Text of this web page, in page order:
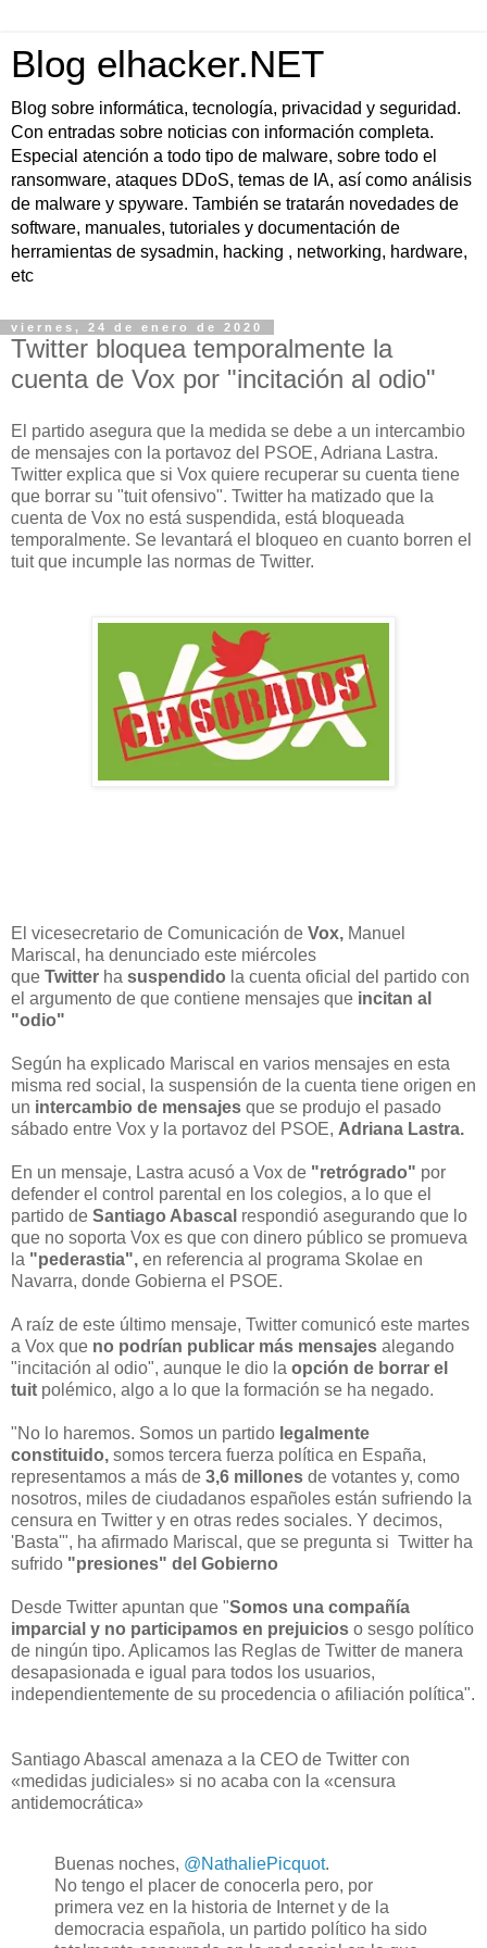
Blog elhacker.NET
Blog sobre informática, tecnología, privacidad y seguridad.
Con entradas sobre noticias con información completa.
Especial atención a todo tipo de malware, sobre todo el
ransomware, ataques DDoS, temas de IA, así como análisis
de malware y spyware. También se tratarán novedades de
software, manuales, tutoriales y documentación de
herramientas de sysadmin, hacking , networking, hardware,
etc
viernes, 24 de enero de 2020
Twitter bloquea temporalmente la
cuenta de Vox por "incitación al odio"
El partido asegura que la medida se debe a un intercambio
de mensajes con la portavoz del PSOE, Adriana Lastra.
Twitter explica que si Vox quiere recuperar su cuenta tiene
que borrar su "tuit ofensivo". Twitter ha matizado que la
cuenta de Vox no está suspendida, está bloqueada
temporalmente. Se levantará el bloqueo en cuanto borren el
tuit que incumple las normas de Twitter.
El vicesecretario de Comunicación de Vox, Manuel
Mariscal, ha denunciado este miércoles
que Twitter ha suspendido la cuenta oficial del partido con
el argumento de que contiene mensajes que incitan al
"odio"
Según ha explicado Mariscal en varios mensajes en esta
misma red social, la suspensión de la cuenta tiene origen en
un intercambio de mensajes que se produjo el pasado
sábado entre Vox y la portavoz del PSOE, Adriana Lastra.
En un mensaje, Lastra acusó a Vox de "retrógrado" por
defender el control parental en los colegios, a lo que el
partido de Santiago Abascal respondió asegurando que lo
que no soporta Vox es que con dinero público se promueva
la "pederastia", en referencia al programa Skolae en
Navarra, donde Gobierna el PSOE.
A raíz de este último mensaje, Twitter comunicó este martes
a Vox que no podrían publicar más mensajes alegando
"incitación al odio", aunque le dio la opción de borrar el
tuit polémico, algo a lo que la formación se ha negado.
"No lo haremos. Somos un partido legalmente
constituido, somos tercera fuerza política en España,
representamos a más de 3,6 millones de votantes y, como
nosotros, miles de ciudadanos españoles están sufriendo la
censura en Twitter y en otras redes sociales. Y decimos,
'Basta'", ha afirmado Mariscal, que se pregunta si Twitter ha
sufrido "presiones" del Gobierno
Desde Twitter apuntan que "Somos una compañía
imparcial y no participamos en prejuicios o sesgo político
de ningún tipo. Aplicamos las Reglas de Twitter de manera
desapasionada e igual para todos los usuarios,
independientemente de su procedencia o afiliación política".
Santiago Abascal amenaza a la CEO de Twitter con
«medidas judiciales» si no acaba con la «censura
antidemocrática»
Buenas noches, @NathaliePicquot.
No tengo el placer de conocerla pero, por
primera vez en la historia de Internet y de la
democracia española, un partido político ha sido